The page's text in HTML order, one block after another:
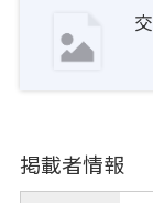
掲載者情報